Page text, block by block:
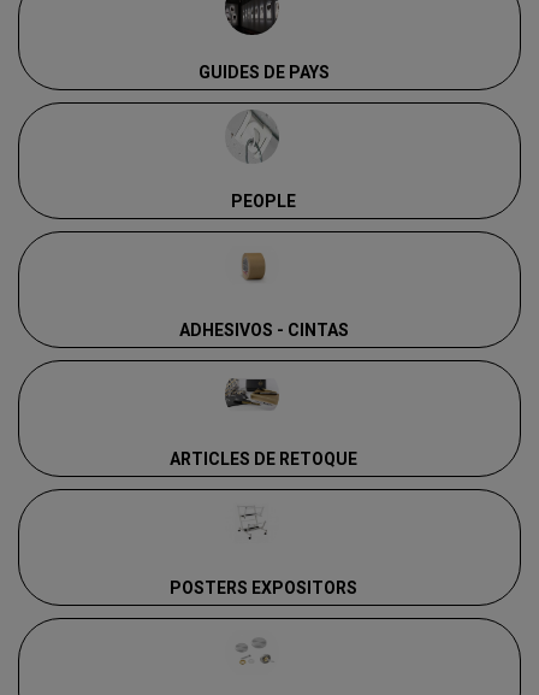
GUIDES DE PAYS
PEOPLE
ADHESIVOS - CINTAS
ARTICLES DE RETOQUE
POSTERS EXPOSITORS